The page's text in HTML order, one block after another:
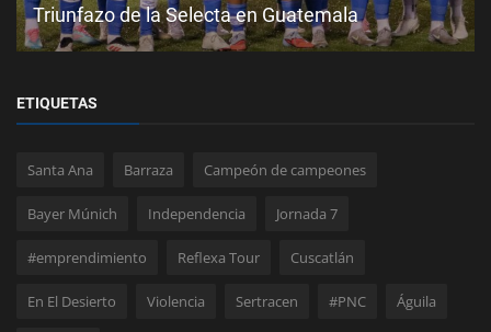
Triunfazo de la Selecta en Guatemala
ETIQUETAS
Santa Ana Barraza Campeón de campeones
Bayer Múnich Independencia Jornada 7
#emprendimiento Reflexa Tour Cuscatlán
En El Desierto Violencia Sertracen #PNC Águila